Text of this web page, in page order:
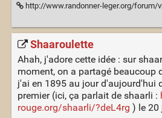
http://www.randonner-leger.org/forum/
Shaaroulette
Ahah, j'adore cette idée : sur
moment, on a partagé beaucoup
j'ai en 1895 au jour d'aujourd'hui
premier (ici, ça parlait de shaarli :
rouge.org/shaarli/?deL4rg ) le 20